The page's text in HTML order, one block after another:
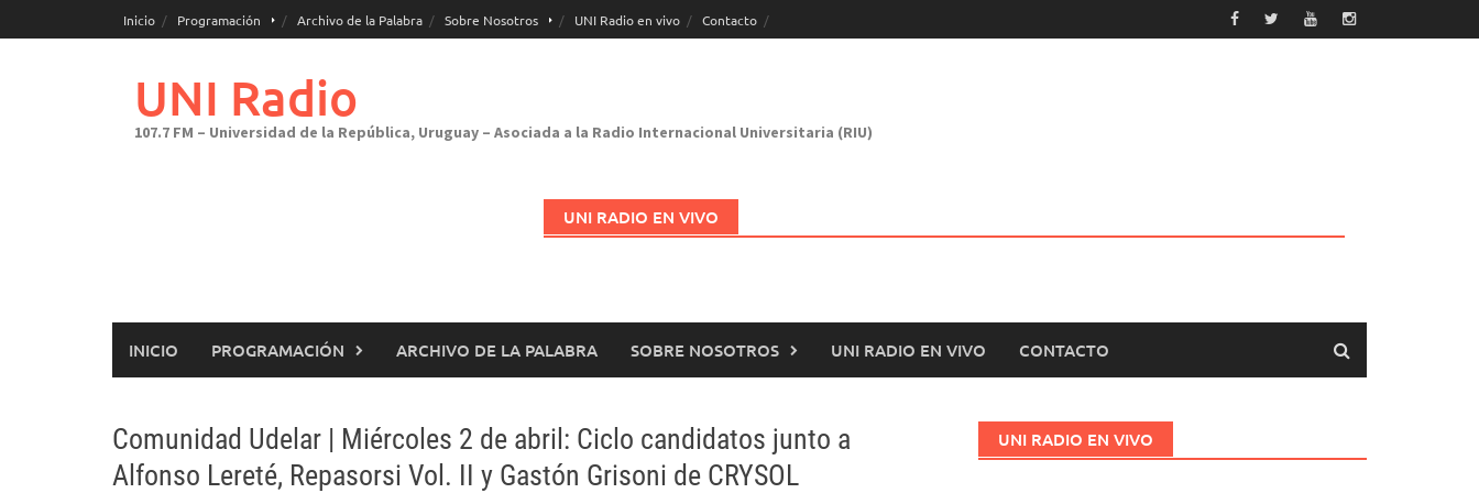
al
Inicio Programación Archivo de la Palabra Sobre Nosotros UNI Radio en vivo Contacto
UNI Radio
107.7 FM – Universidad de la República, Uruguay – Asociada a la Radio Internacional Universitaria (RIU)
UNI RADIO EN VIVO
INICIO PROGRAMACIÓN ARCHIVO DE LA PALABRA SOBRE NOSOTROS UNI RADIO EN VIVO CONTACTO
Comunidad Udelar | Miércoles 2 de abril: Ciclo candidatos junto a
Alfonso Lereté, Repasorsi Vol. II y Gastón Grisoni de CRYSOL
UNI RADIO EN VIVO